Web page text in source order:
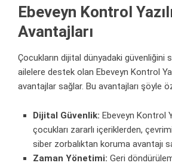
Ebeveyn Kontrol
Avantajları
Çocukların dijital dünyadaki güvenliğini
ailelere destek olan Ebeveyn Kontrol
avantajlar sağlar. Bu avantajları şöyle
Dijital Güvenlik: Ebeveyn Kontrol
çocukları zararlı içeriklerden,
siber zorbalıktan koruma avantajı
Zaman Yönetimi: Geri